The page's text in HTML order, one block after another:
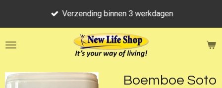
de
Verzending binnen 3 werkdagen
Boemboe Soto